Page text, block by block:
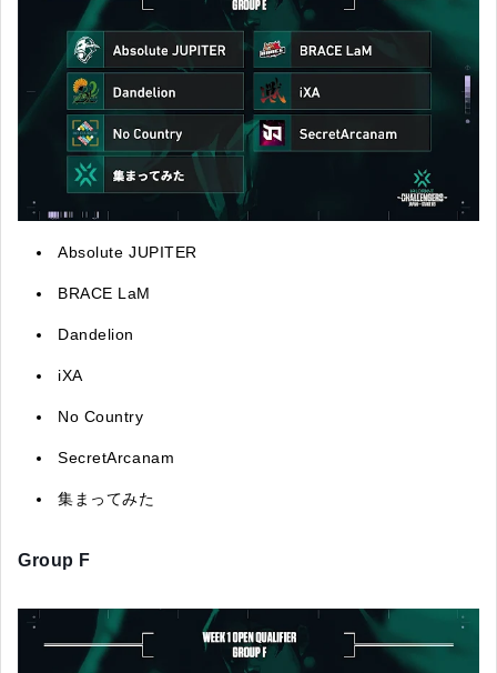
Absolute JUPITER
BRACE LaM
Dandelion
iXA
No Country
SecretArcanam
集まってみた
Group F